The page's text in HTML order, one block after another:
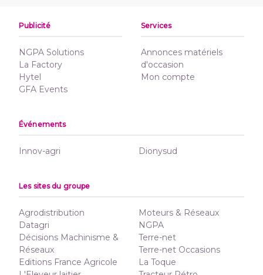
Publicité
NGPA Solutions
La Factory
Hytel
GFA Events
Services
Annonces matériels
d'occasion
Mon compte
Événements
Innov-agri Dionysud
Les sites du groupe
Agrodistribution
Datagri
Décisions Machinisme &
Réseaux
Editions France Agricole
Moteurs & Réseaux
NGPA
Terre-net
Terre-net Occasions
La Toque